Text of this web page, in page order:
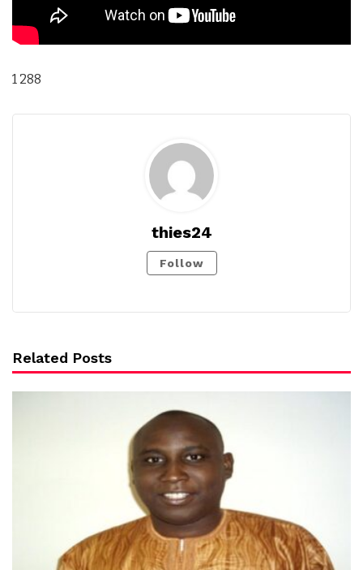
1 288
thies24
Follow
Related Posts